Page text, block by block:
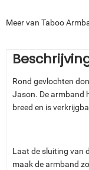
Meer van Taboo
Rond gevlochten
Jason. De armband
breed en is
Laat de sluiting van
maak de armband